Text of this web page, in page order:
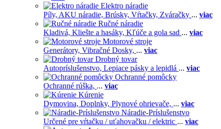
Elektro náradie
Píly, AKU náradie, Brúsky, Vŕtačky, Zváračky ... viac
Ručné náradie
Kladivá, Kliešte a hasáky, Kľúče a gola sad ... viac
Motorové stroje
Generátory, Vibračné Dosky, ... viac
Drobný tovar
Autopríslušenstvo, Lepiace pásky a lepidlá ... viac
Ochranné pomôcky
Ochranné rúška, ... viac
Kúrenie
Dymovina, Doplnky, Plynové ohrievače, ... viac
Náradie-Príslušenstvo
Určené pre vŕtačku / uťahovačku / elektric ... viac